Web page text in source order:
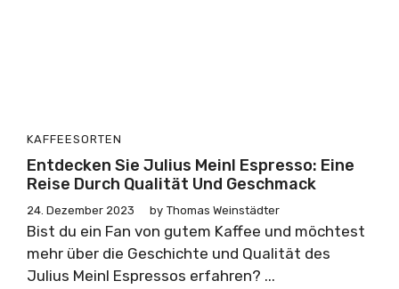
KAFFEESORTEN
Entdecken Sie Julius Meinl Espresso: Eine
Reise Durch Qualität Und Geschmack
24. Dezember 2023 by Thomas Weinstädter
Bist du ein Fan von gutem Kaffee und möchtest
mehr über die Geschichte und Qualität des
Julius Meinl Espressos erfahren? ...